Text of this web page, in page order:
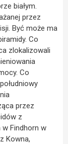
białym.
przez
Być może ma
Co
zlokalizowali
Co
przez
z
Findhorn w
Kowna,